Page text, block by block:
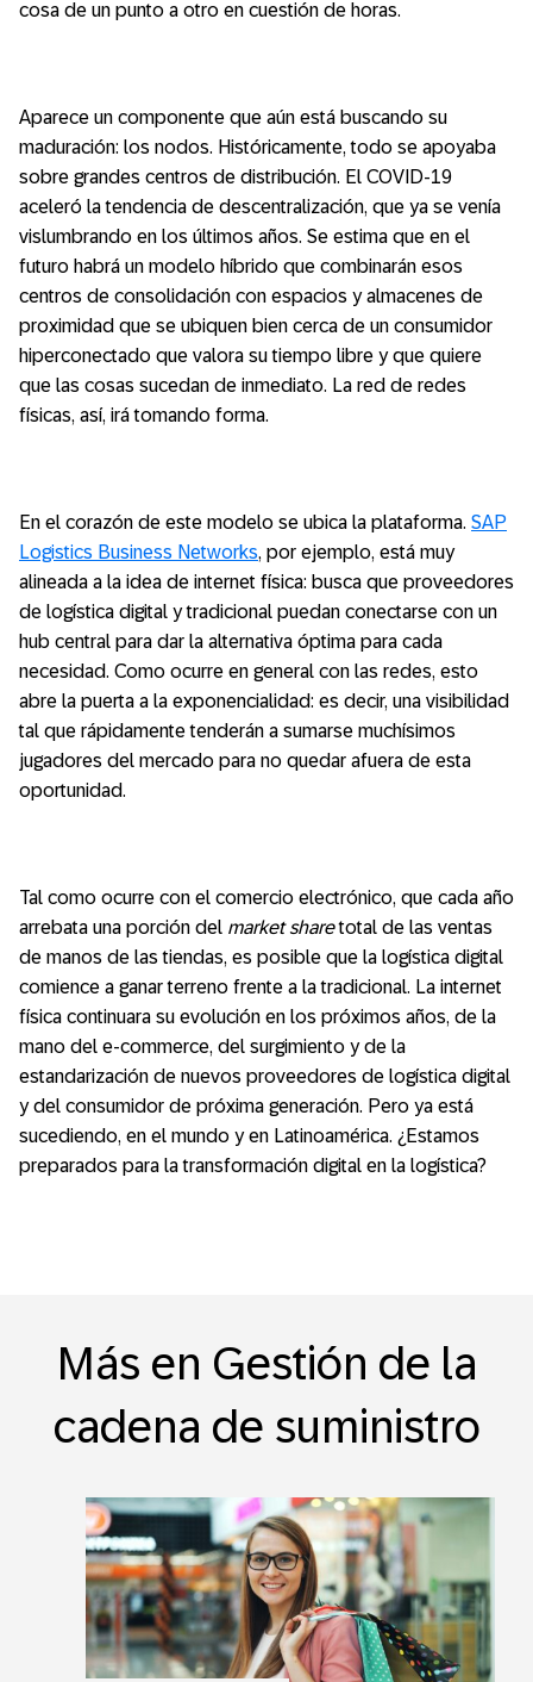
cosa de un punto a otro en cuestión de horas.
Aparece un componente que aún está buscando su
maduración: los nodos. Históricamente, todo se apoyaba
sobre grandes centros de distribución. El COVID-19
aceleró la tendencia de descentralización, que ya se venía
vislumbrando en los últimos años. Se estima que en el
futuro habrá un modelo híbrido que combinarán esos
centros de consolidación con espacios y almacenes de
proximidad que se ubiquen bien cerca de un consumidor
hiperconectado que valora su tiempo libre y que quiere
que las cosas sucedan de inmediato. La red de redes
físicas, así, irá tomando forma.
En el corazón de este modelo se ubica la plataforma. SAP
Logistics Business Networks, por ejemplo, está muy
alineada a la idea de internet física: busca que proveedores
de logística digital y tradicional puedan conectarse con un
hub central para dar la alternativa óptima para cada
necesidad. Como ocurre en general con las redes, esto
abre la puerta a la exponencialidad: es decir, una visibilidad
tal que rápidamente tenderán a sumarse muchísimos
jugadores del mercado para no quedar afuera de esta
oportunidad.
Tal como ocurre con el comercio electrónico, que cada año
arrebata una porción del market sharetotal de las ventas
de manos de las tiendas, es posible que la logística digital
comience a ganar terreno frente a la tradicional. La internet
física continuara su evolución en los próximos años, de la
mano del e-commerce, del surgimiento y de la
estandarización de nuevos proveedores de logística digital
y del consumidor de próxima generación. Pero ya está
sucediendo, en el mundo y en Latinoamérica. ¿Estamos
preparados para la transformación digital en la logística?
Más en Gestión de la
cadena de suministro